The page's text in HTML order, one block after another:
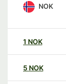
NOK
1 NOK
5 NOK